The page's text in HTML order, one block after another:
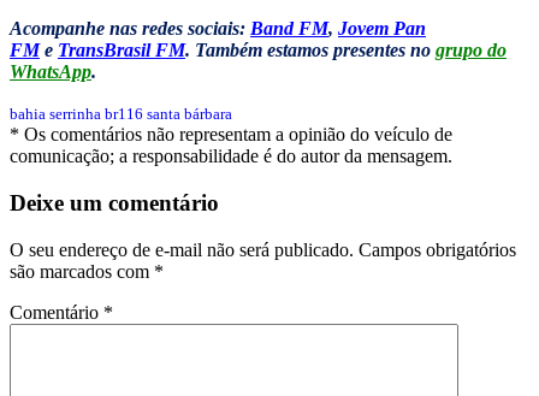
Acompanhe nas redes sociais: Band FM, Jovem Pan
FMe TransBrasil FM. Também estamos presentes no grupo do
WhatsApp.
bahia serrinha br116 santa bárbara
* Os comentários não representam a opinião do veículo de
comunicação; a responsabilidade é do autor da mensagem.
Deixe um comentário
O seu endereço de e-mail não será publicado. Campos obrigatórios
são marcados com *
Comentário *